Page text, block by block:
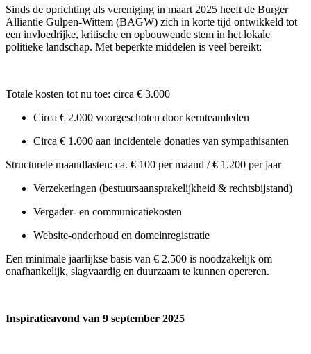
Sinds de oprichting als vereniging in maart 2025 heeft de Burger
Alliantie Gulpen-Wittem (BAGW) zich in korte tijd ontwikkeld tot
een invloedrijke, kritische en opbouwende stem in het lokale
politieke landschap. Met beperkte middelen is veel bereikt:
Totale kosten tot nu toe: circa € 3.000
Circa € 2.000 voorgeschoten door kernteamleden
Circa € 1.000 aan incidentele donaties van sympathisanten
Structurele maandlasten: ca. € 100 per maand / € 1.200 per jaar
Verzekeringen (bestuursaansprakelijkheid & rechtsbijstand)
Vergader- en communicatiekosten
Website-onderhoud en domeinregistratie
Een minimale jaarlijkse basis van € 2.500 is noodzakelijk om
onafhankelijk, slagvaardig en duurzaam te kunnen opereren.
Inspiratieavond van 9 september 2025